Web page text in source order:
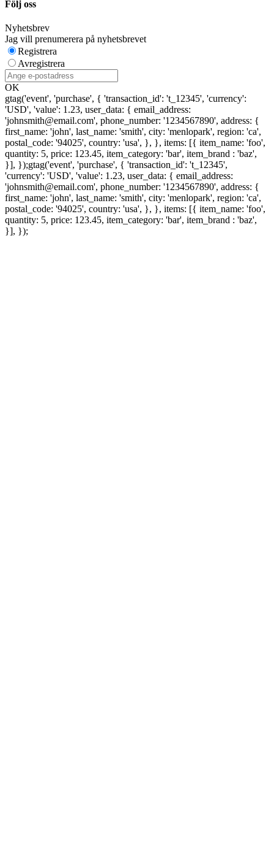
Följ oss
Nyhetsbrev
Jag vill prenumerera på nyhetsbrevet
Registrera
Avregistrera
OK
gtag('event', 'purchase', { 'transaction_id': 't_12345', 'currency':
'USD', 'value': 1.23, user_data: { email_address:
'johnsmith@email.com', phone_number: '1234567890', address: {
first_name: 'john', last_name: 'smith', city: 'menlopark', region: 'ca',
postal_code: '94025', country: 'usa', }, }, items: [{ item_name: 'foo',
quantity: 5, price: 123.45, item_category: 'bar', item_brand : 'baz',
}], });gtag('event', 'purchase', { 'transaction_id': 't_12345',
'currency': 'USD', 'value': 1.23, user_data: { email_address:
'johnsmith@email.com', phone_number: '1234567890', address: {
first_name: 'john', last_name: 'smith', city: 'menlopark', region: 'ca',
postal_code: '94025', country: 'usa', }, }, items: [{ item_name: 'foo',
quantity: 5, price: 123.45, item_category: 'bar', item_brand : 'baz',
}], });